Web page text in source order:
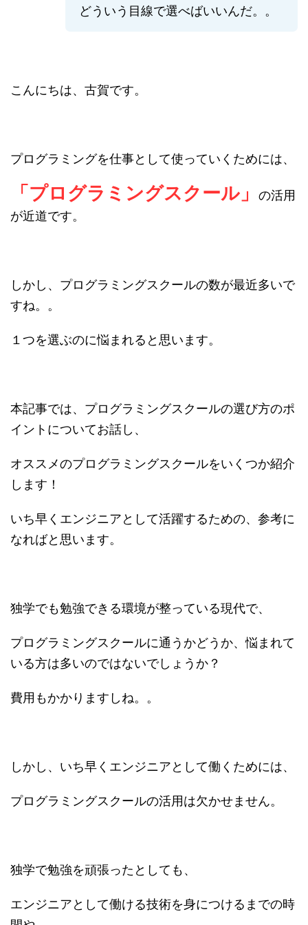
どういう目線で選べばいいんだ。。
こんにちは、古賀です。
プログラミングを仕事として使っていくためには、
「プログラミングスクール」
の活用
が近道です。
しかし、プログラミングスクールの数が最近多いで
すね。。
１つを選ぶのに悩まれると思います。
本記事では、プログラミングスクールの選び方のポ
イントについてお話し、
オススメのプログラミングスクールをいくつか紹介
します！
いち早くエンジニアとして活躍するための、参考に
なればと思います。
独学でも勉強できる環境が整っている現代で、
プログラミングスクールに通うかどうか、悩まれて
いる方は多いのではないでしょうか？
費用もかかりますしね。。
しかし、いち早くエンジニアとして働くためには、
プログラミングスクールの活用は欠かせません。
独学で勉強を頑張ったとしても、
エンジニアとして働ける技術を身につけるまでの時